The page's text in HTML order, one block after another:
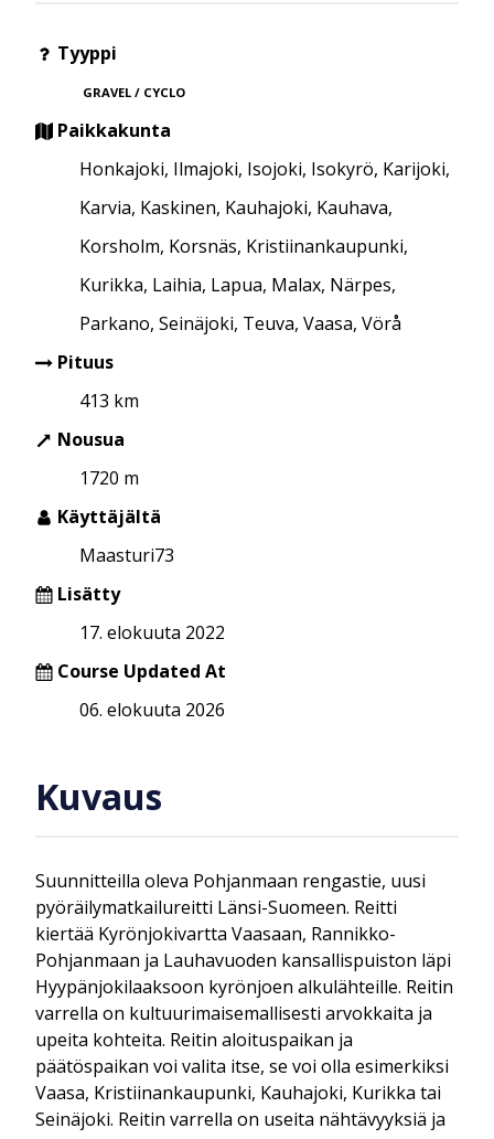
Tyyppi
GRAVEL / CYCLO
Paikkakunta
Honkajoki, Ilmajoki, Isojoki, Isokyrö, Karijoki,
Karvia, Kaskinen, Kauhajoki, Kauhava,
Korsholm, Korsnäs, Kristiinankaupunki,
Kurikka, Laihia, Lapua, Malax, Närpes,
Parkano, Seinäjoki, Teuva, Vaasa, Vörå
Pituus
413 km
Nousua
1720 m
Käyttäjältä
Maasturi73
Lisätty
17. elokuuta 2022
Course Updated At
06. elokuuta 2026
Kuvaus
Suunnitteilla oleva Pohjanmaan rengastie, uusi
pyöräilymatkailureitti Länsi-Suomeen. Reitti
kiertää Kyrönjokivartta Vaasaan, Rannikko-
Pohjanmaan ja Lauhavuoden kansallispuiston läpi
Hyypänjokilaaksoon kyrönjoen alkulähteille. Reitin
varrella on kultuurimaisemallisesti arvokkaita ja
upeita kohteita. Reitin aloituspaikan ja
päätöspaikan voi valita itse, se voi olla esimerkiksi
Vaasa, Kristiinankaupunki, Kauhajoki, Kurikka tai
Seinäjoki. Reitin varrella on useita nähtävyyksiä ja